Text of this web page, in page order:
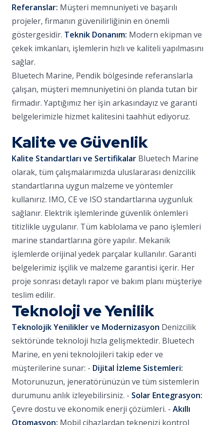
Referanslar: Müşteri memnuniyeti ve başarılı
projeler, firmanın güvenilirliğinin en önemli
göstergesidir. Teknik Donanım: Modern ekipman ve
çekek imkanları, işlemlerin hızlı ve kaliteli yapılmasını
sağlar.
Bluetech Marine, Pendik bölgesinde referanslarla
çalışan, müşteri memnuniyetini ön planda tutan bir
firmadır. Yaptığımız her işin arkasındayız ve garanti
belgelerimizle hizmet kalitesini taahhüt ediyoruz.
Kalite ve Güvenlik
Kalite Standartları ve Sertifikalar Bluetech Marine
olarak, tüm çalışmalarımızda uluslararası denizcilik
standartlarına uygun malzeme ve yöntemler
kullanırız. IMO, CE ve ISO standartlarına uygunluk
sağlanır. Elektrik işlemlerinde güvenlik önlemleri
titizlikle uygulanır. Tüm kablolama ve pano işlemleri
marine standartlarına göre yapılır. Mekanik
işlemlerde orijinal yedek parçalar kullanılır. Garanti
belgelerimiz işçilik ve malzeme garantisi içerir. Her
proje sonrası detaylı rapor ve bakım planı müşteriye
teslim edilir.
Teknoloji ve Yenilik
Teknolojik Yenilikler ve Modernizasyon Denizcilik
sektöründe teknoloji hızla gelişmektedir. Bluetech
Marine, en yeni teknolojileri takip eder ve
müşterilerine sunar: - Dijital İzleme Sistemleri:
Motorunuzun, jeneratörünüzün ve tüm sistemlerin
durumunu anlık izleyebilirsiniz. - Solar Entegrasyon:
Çevre dostu ve ekonomik enerji çözümleri. - Akıllı
Otomasyon: Mobil cihazlardan teknenizi kontrol